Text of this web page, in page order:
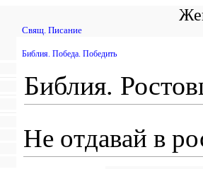
Свящ. Писание
Библия. Победа. Победить
Библия.
Не отдавай в